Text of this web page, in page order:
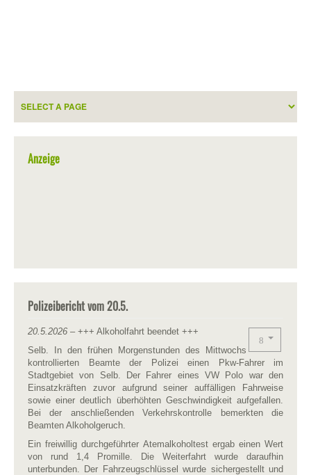
Anzeige
Polizeibericht vom 20.5.
20.5.2026 – +++ Alkoholfahrt beendet +++
Selb. In den frühen Morgenstunden des Mittwochs
kontrollierten Beamte der Polizei einen Pkw-Fahrer im
Stadtgebiet von Selb. Der Fahrer eines VW Polo war den
Einsatzkräften zuvor aufgrund seiner auffälligen Fahrweise
sowie einer deutlich überhöhten Geschwindigkeit aufgefallen.
Bei der anschließenden Verkehrskontrolle bemerkten die
Beamten Alkoholgeruch.
Ein freiwillig durchgeführter Atemalkoholtest ergab einen Wert
von rund 1,4 Promille. Die Weiterfahrt wurde daraufhin
unterbunden. Der Fahrzeugschlüssel wurde sichergestellt und